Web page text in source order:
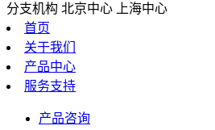
分支机构 北京中心
上海中心
首页
关于我们
产品中心
服务支持
产品咨询